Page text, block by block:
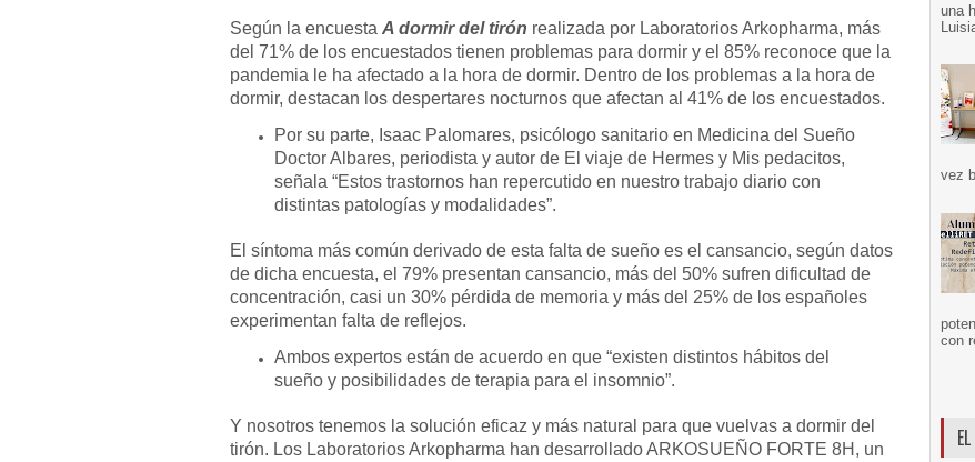
Según la encuesta A dormir del tirón realizada por Laboratorios Arkopharma, más
del 71% de los encuestados tienen problemas para dormir y el 85% reconoce que la
pandemia le ha afectado a la hora de dormir. Dentro de los problemas a la hora de
dormir, destacan los despertares nocturnos que afectan al 41% de los encuestados.
Por su parte, Isaac Palomares, psicólogo sanitario en Medicina del Sueño
Doctor Albares, periodista y autor de El viaje de Hermes y Mis pedacitos,
señala “Estos trastornos han repercutido en nuestro trabajo diario con
distintas patologías y modalidades”.
El síntoma más común derivado de esta falta de sueño es el cansancio, según datos
de dicha encuesta, el 79% presentan cansancio, más del 50% sufren dificultad de
concentración, casi un 30% pérdida de memoria y más del 25% de los españoles
experimentan falta de reflejos.
Ambos expertos están de acuerdo en que “existen distintos hábitos del
sueño y posibilidades de terapia para el insomnio”.
Y nosotros tenemos la solución eficaz y más natural para que vuelvas a dormir del
tirón. Los Laboratorios Arkopharma han desarrollado ARKOSUEÑO FORTE 8H, un
una
vez
con